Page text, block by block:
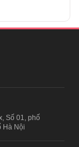
Số 01, phố
Hà Nội